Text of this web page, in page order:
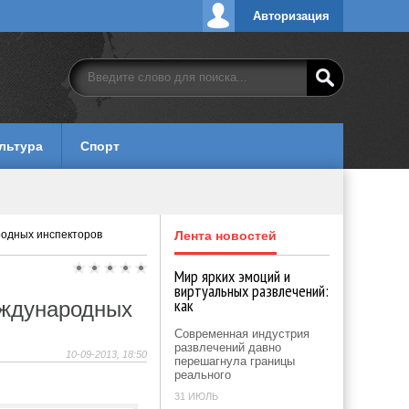
Авторизация
Спорт
инспекторов
10-09-2013, 18:50
Лента новостей
Мир ярких эмоций и
виртуальных развлечений:
как
Современная индустрия
развлечений давно
перешагнула границы
реального
31 ИЮЛЬ